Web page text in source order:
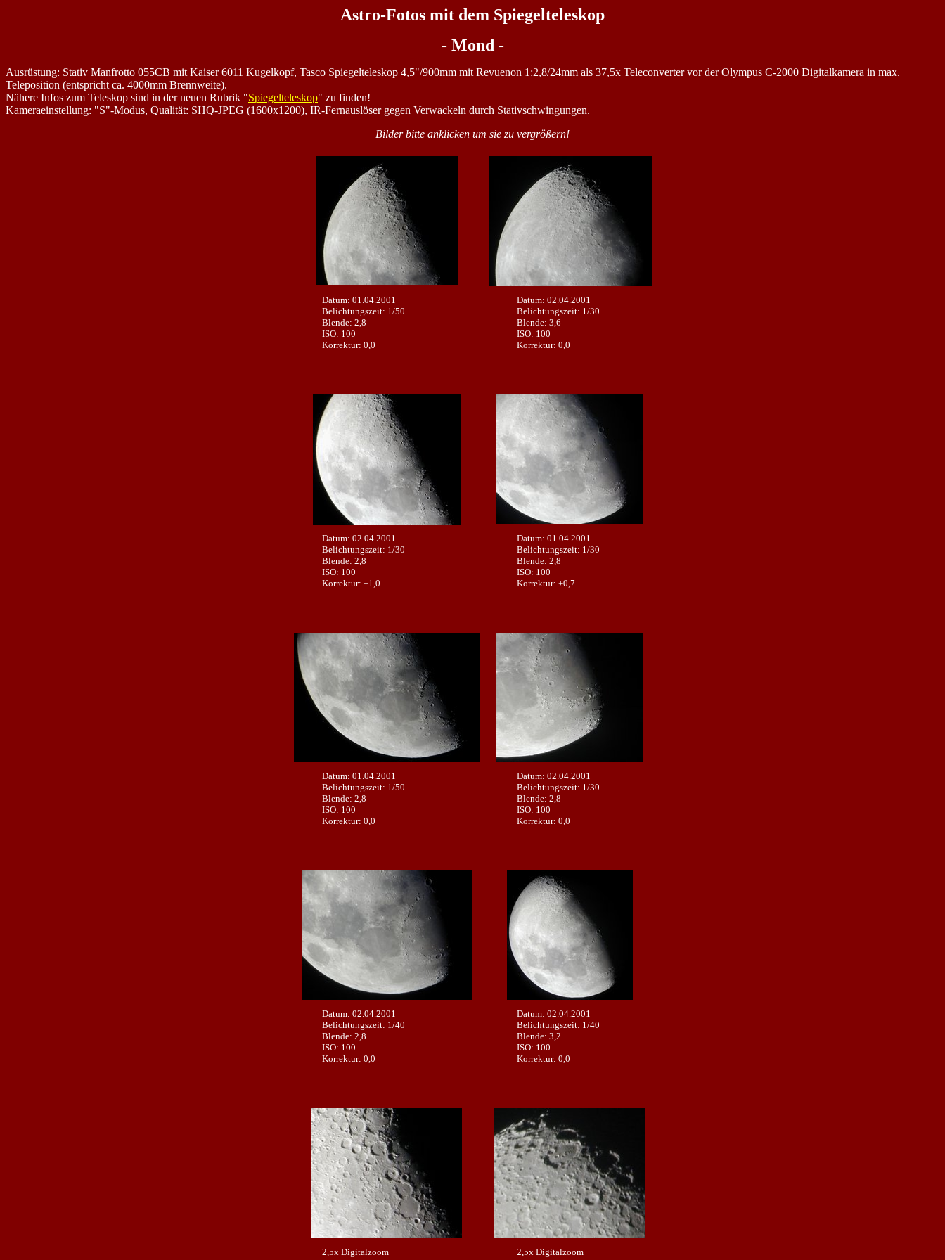
Astro-Fotos mit dem Spiegelteleskop
- Mond -
Ausrüstung: Stativ Manfrotto 055CB mit Kaiser 6011 Kugelkopf, Tasco Spiegelteleskop 4,5"/900mm mit Revuenon 1:2,8/24mm als 37,5x Teleconverter vor der Olympus C-2000 Digitalkamera in max.
Teleposition (entspricht ca. 4000mm Brennweite).
Nähere Infos zum Teleskop sind in der neuen Rubrik "Spiegelteleskop" zu finden!
Kameraeinstellung: "S"-Modus, Qualität: SHQ-JPEG (1600x1200), IR-Fernauslöser gegen Verwackeln durch Stativschwingungen.
Bilder bitte anklicken um sie zu vergrößern!
Datum: 01.04.2001
Belichtungszeit: 1/50
Blende: 2,8
ISO: 100
Korrektur: 0,0
Datum: 02.04.2001
Belichtungszeit: 1/30
Blende: 3,6
ISO: 100
Korrektur: 0,0
Datum: 02.04.2001
Belichtungszeit: 1/30
Blende: 2,8
ISO: 100
Korrektur: +1,0
Datum: 01.04.2001
Belichtungszeit: 1/30
Blende: 2,8
ISO: 100
Korrektur: +0,7
Datum: 01.04.2001
Belichtungszeit: 1/50
Blende: 2,8
ISO: 100
Korrektur: 0,0
Datum: 02.04.2001
Belichtungszeit: 1/30
Blende: 2,8
ISO: 100
Korrektur: 0,0
Datum: 02.04.2001
Belichtungszeit: 1/40
Blende: 2,8
ISO: 100
Korrektur: 0,0
Datum: 02.04.2001
Belichtungszeit: 1/40
Blende: 3,2
ISO: 100
Korrektur: 0,0
2,5x Digitalzoom
2,5x Digitalzoom